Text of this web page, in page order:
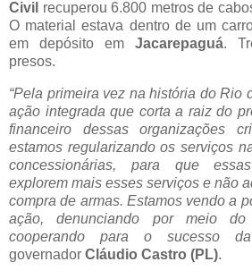
Civil recuperou 6.800 metros de
O material estava dentro de um
em depósito em Jacarepaguá.
presos.
“Pela primeira vez na história do Rio
ação integrada que corta a raiz do
financeiro dessas organizações
estamos regularizando os serviços
concessionárias, para que
explorem mais esses serviços e não
compra de armas. Estamos vendo a
ação, denunciando por meio do
cooperando para o sucesso da
governador Cláudio Castro (PL).